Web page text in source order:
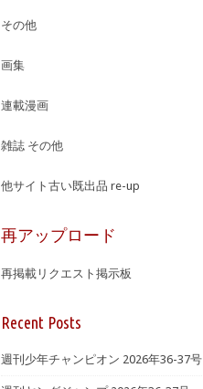
その他
画集
連載漫画
雑誌 その他
他サイト古い既出品 re-up
再アップロード
再掲載リクエスト掲示板
Recent Posts
週刊少年チャンピオン 2026年36-37号